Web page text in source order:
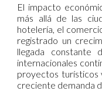
El impacto
más allá de las
hotelería, el
registrado un
llegada constante
internacionales
proyectos turísticos
creciente demanda